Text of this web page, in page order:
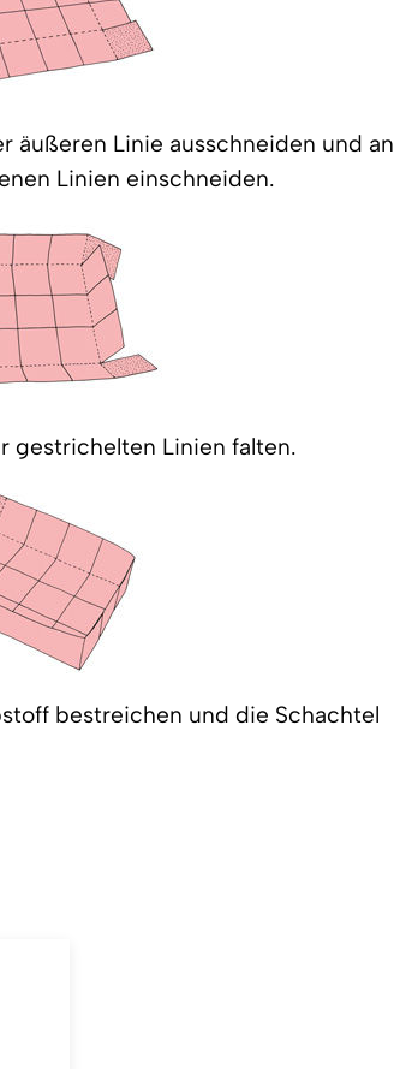
äußeren Linie ausschneiden und an
Linien einschneiden.
gestrichelten Linien falten.
bestreichen und die Schachtel